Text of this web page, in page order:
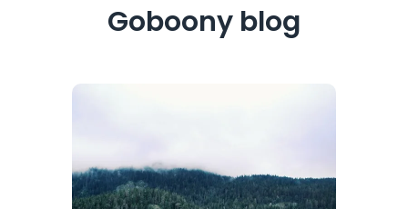
Goboony blog